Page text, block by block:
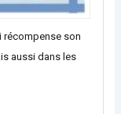
récompense son
aussi dans les